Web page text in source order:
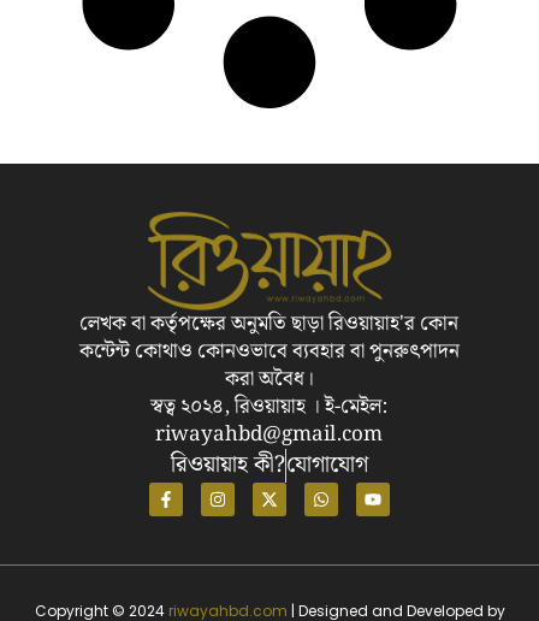
লেখক বা কর্তৃপক্ষের অনুমতি ছাড়া রিওয়ায়াহ'র কোন
কন্টেন্ট কোথাও কোনওভাবে ব্যবহার বা পুনরুৎপাদন
করা অবৈধ।
স্বত্ব ২০২৪, রিওয়ায়াহ । ই-মেইল:
riwayahbd@gmail.com
রিওয়ায়াহ কী?যোগাযোগ
Copyright © 2024 riwayahbd.com | Designed and Developed by